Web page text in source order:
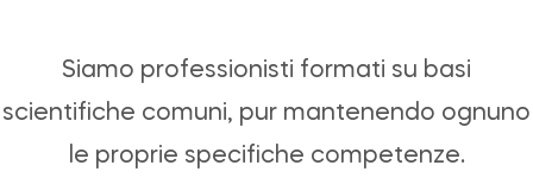
Siamo professionisti formati su basi
scientifiche comuni, pur mantenendo ognuno
le proprie specifiche competenze.